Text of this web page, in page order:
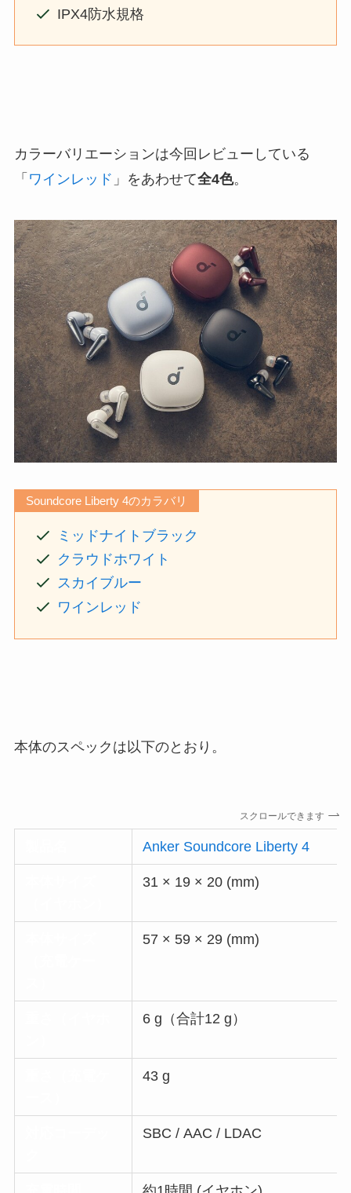
IPX4防水規格
カラーバリエーションは今回レビューしている
「 ワインレッド 」をあわせて全4色。
Soundcore Liberty 4のカラバリ
ミッドナイトブラック
クラウドホワイト
スカイブルー
ワインレッド
本体のスペックは以下のとおり。
スクロールできます
Anker Soundcore Liberty 4
31 × 19 × 20 (mm)
57 × 59 × 29 (mm)
6 g（合計12 g）
43 g
SBC / AAC / LDAC